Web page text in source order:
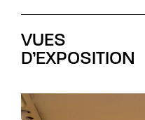
VUES
D’EXPOSITION